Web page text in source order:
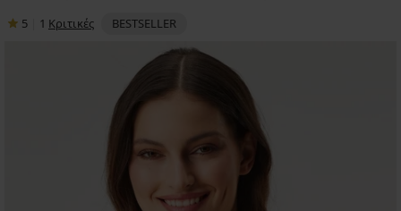
5 1 Κριτικές BESTSELLER